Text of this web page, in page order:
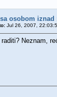
osobom iznad
Jul 26, 2007,
Neznam,